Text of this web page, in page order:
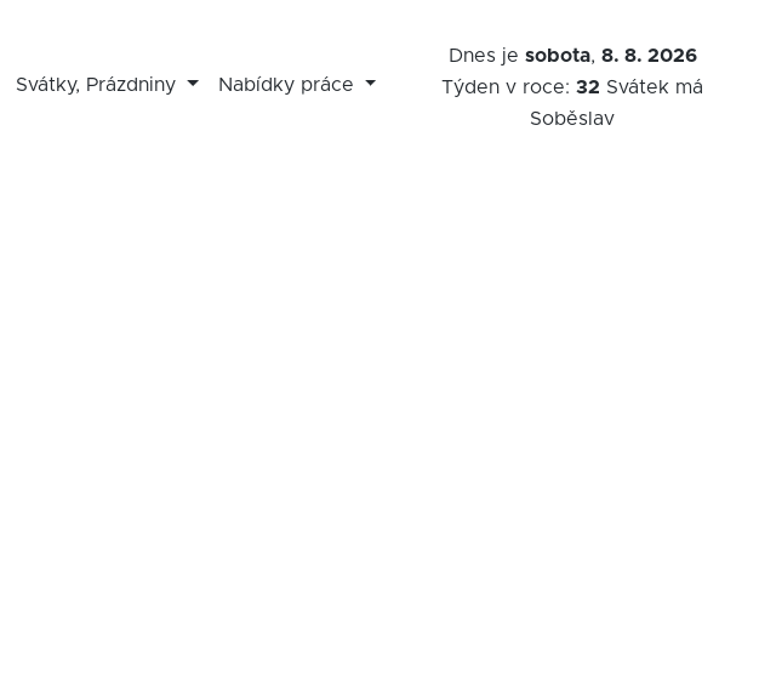
Svátky, Prázdniny Nabídky práce
Dnes je sobota, 8. 8. 2026
Týden v roce:32 Svátek má
Soběslav